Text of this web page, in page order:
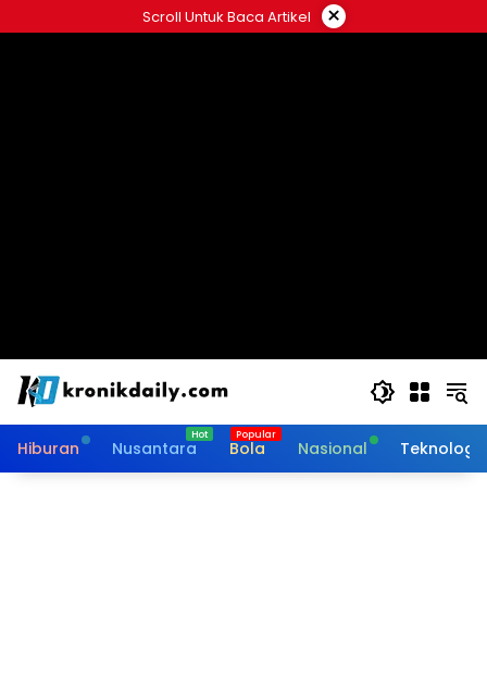
ke
Scroll Untuk Baca Artikel ×
Hiburan Nusantara Bola Nasional Teknologi